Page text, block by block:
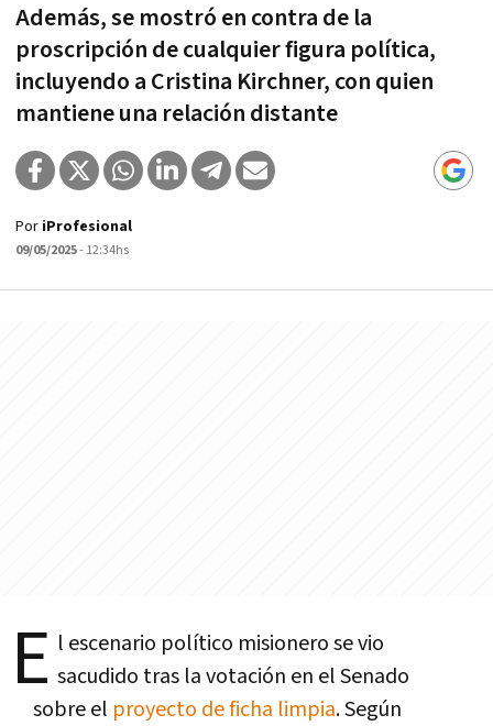
Además, se mostró en contra de la
proscripción de cualquier figura política,
incluyendo a Cristina Kirchner, con quien
mantiene una relación distante
Por iProfesional
09/05/2025- 12:34hs
E l escenario político misionero se vio
sacudido tras la votación en el Senado
sobre el proyecto de ficha limpia. Según